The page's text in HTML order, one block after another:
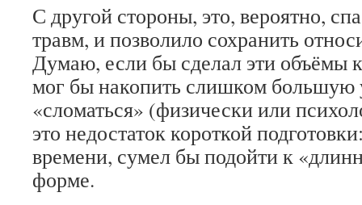
С другой стороны, это, вероятно,
травм, и позволило сохранить
Думаю, если бы сделал эти объёмы
мог бы накопить слишком большую
«сломаться» (физически или
это недостаток короткой
времени, сумел бы подойти к
форме.